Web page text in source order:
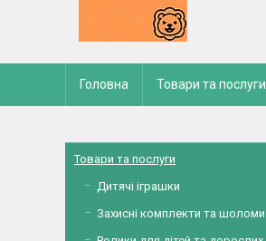
Головна Товари та послуги
Товари та послуги
Дитячі іграшки
Захисні комплекти та шоломи